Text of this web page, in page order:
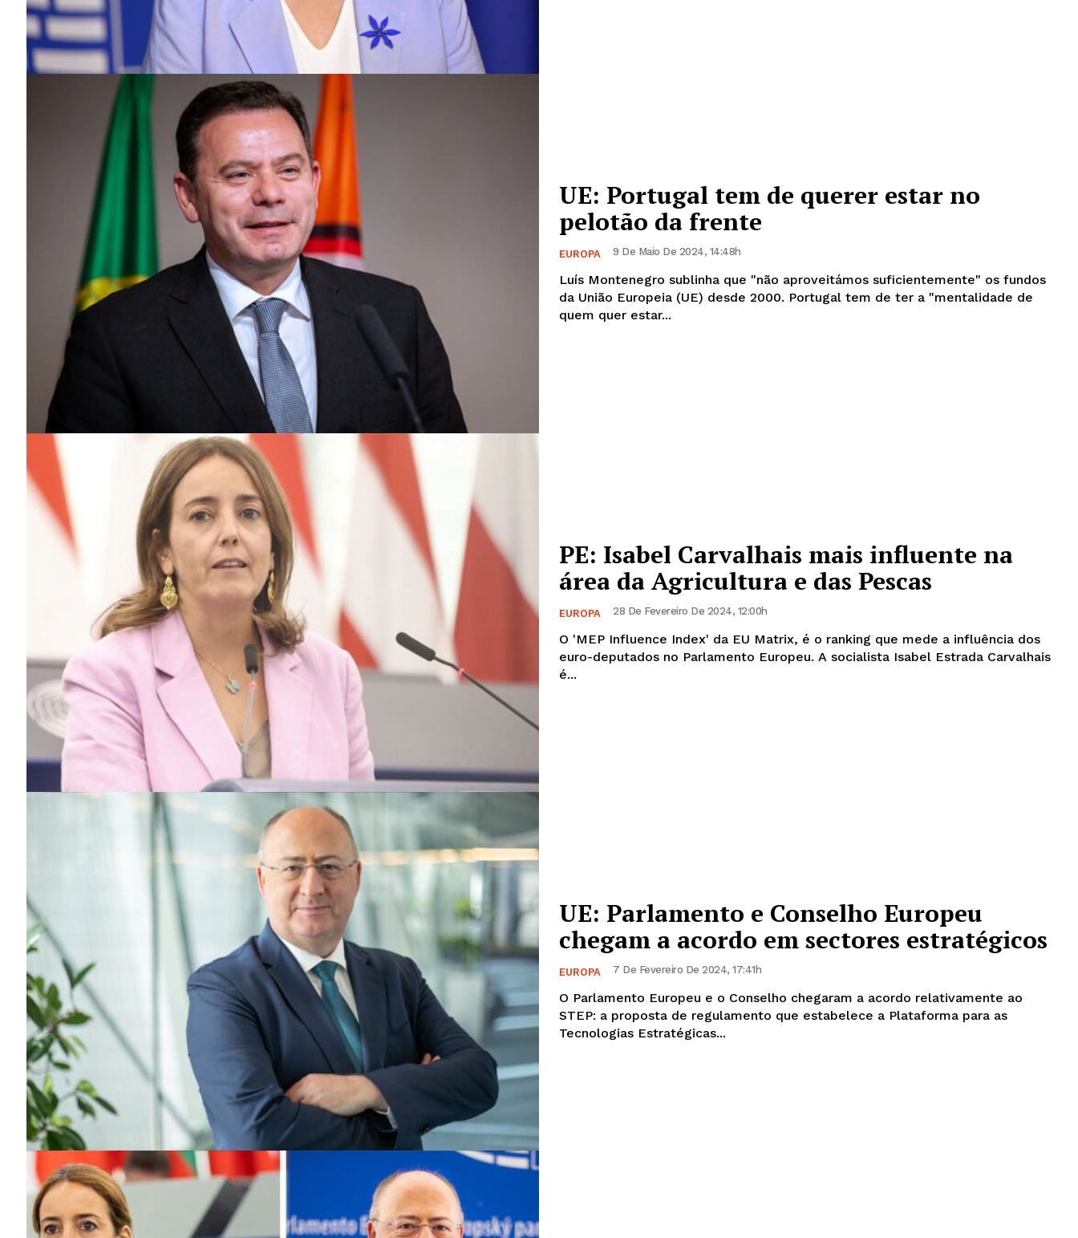
Guimarães, agora!
SUBSCREVA JÁ!
Institucional
Grande Entrevista
Publicidade
Quero ser Assinante
UE: Portugal tem de querer estar no
pelotão da frente
EUROPA 9 De Maio De 2024, 14:48h
Luís Montenegro sublinha que "não aproveitámos suficientemente" os fundos
da União Europeia (UE) desde 2000. Portugal tem de ter a "mentalidade de
quem quer estar...
PE: Isabel Carvalhais mais influente na
área da Agricultura e das Pescas
EUROPA 28 De Fevereiro De 2024, 12:00h
O 'MEP Influence Index' da EU Matrix, é o ranking que mede a influência dos
euro-deputados no Parlamento Europeu. A socialista Isabel Estrada Carvalhais
é...
UE: Parlamento e Conselho Europeu
chegam a acordo em sectores estratégicos
EUROPA 7 De Fevereiro De 2024, 17:41h
O Parlamento Europeu e o Conselho chegaram a acordo relativamente ao
STEP: a proposta de regulamento que estabelece a Plataforma para as
Tecnologias Estratégicas...